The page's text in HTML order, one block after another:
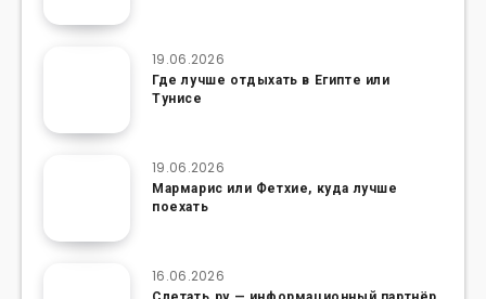
19.06.2026
Где лучше отдыхать в Египте или
Тунисе
19.06.2026
Мармарис или Фетхие, куда лучше
поехать
16.06.2026